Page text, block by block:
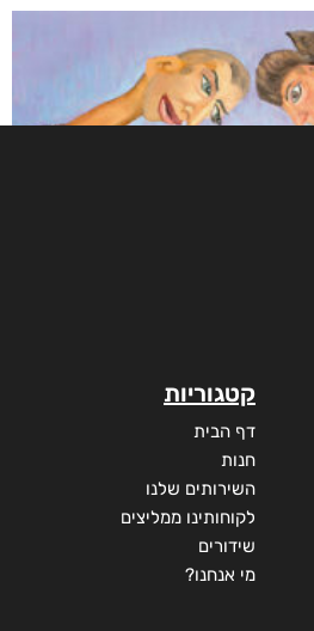
קטגוריות
דף הבית
חנות
השירותים שלנו
לקוחותינו ממליצים
שידורים
מי אנחנו?